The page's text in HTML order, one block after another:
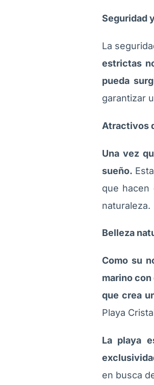
Seguridad
La
estrictas
pueda
garantizar
Atractivos
Una vez
sueño.
que hacen
naturaleza.
Belleza
Como su
marino con
que crea
Playa
La playa
en busca